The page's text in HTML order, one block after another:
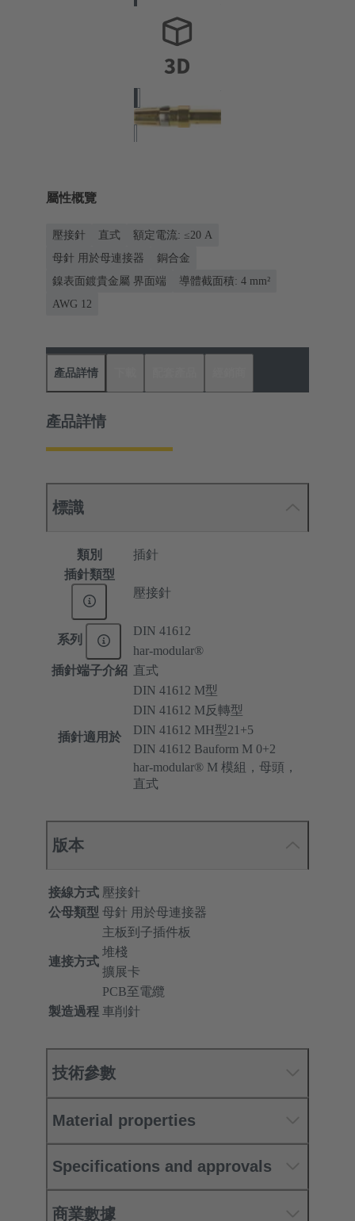
屬性概覽
壓接針 直式
額定電流: ≤20 A
母針 用於母連接器
銅合金
鎳表面鍍貴金屬 界面端
導體截面積: 4 mm²
AWG 12
產品詳情
產品詳情
標識
類別
插針
插針類型
壓接針
系列
DIN 41612
har-modular®
插針端子介紹 直式
插針適用於
DIN 41612 M型
DIN 41612 M反轉型
DIN 41612 MH型21+5
DIN 41612 Bauform M 0+2
har-modular® M 模組，母頭，
直式
版本
接線方式 壓接針
公母類型 母針 用於母連接器
連接方式
主板到子插件板
堆棧
擴展卡
PCB至電纜
製造過程 車削針
技術參數
Material properties
Specifications and approvals
商業數據